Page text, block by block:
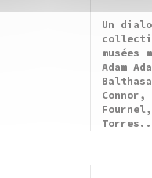
Un
musées
Adam
Connor,